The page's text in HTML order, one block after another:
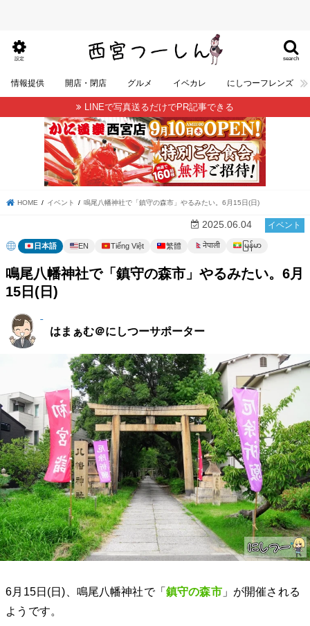
search
設定
情報提供 開店・閉店 グルメ イベカレ にしつーフレンズ
LINEで写真送るだけでPR記事できる
HOME イベント 鳴尾八幡神社で「鎮守の森市」やるみたい。6月15日(日)
イベント
2025.06.04
日本語 EN Tiếng Việt 繁體 नेपाली မြန်မာ
鳴尾八幡神社で「鎮守の森市」やるみたい。6月
15日(日)
はまぁむ＠にしつーサポーター
6月15日(日)、鳴尾八幡神社で「鎮守の森市」が開催される
ようです。